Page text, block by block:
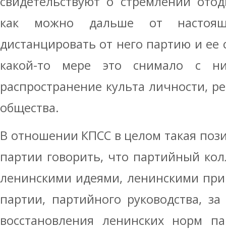
как можно дальше от
дистанцировать от него партию и
какой-то мере это снимало с
распространение культа личности,
общества.
В отношении КПСС в целом такая
партии говорить, что партийный
ленинскими идеями, ленинскими
партии, партийного руководства,
восстановления ленинских норм